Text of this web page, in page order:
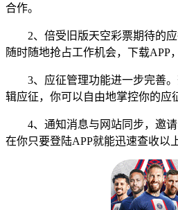
合作。
2、倍受旧版天空彩票期待的应
随时随地抢占工作机会，下载APP
3、应征管理功能进一步完善。
辑应征，你可以自由地掌控你的应
4、通知消息与网站同步，邀请
在你只要登陆APP就能迅速查收以